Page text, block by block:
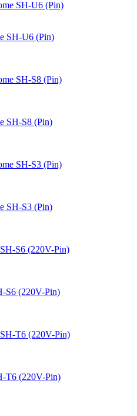
SH-U6 (Pin)
SH-S8 (Pin)
SH-S3 (Pin)
S6 (220V-Pin)
T6 (220V-Pin)